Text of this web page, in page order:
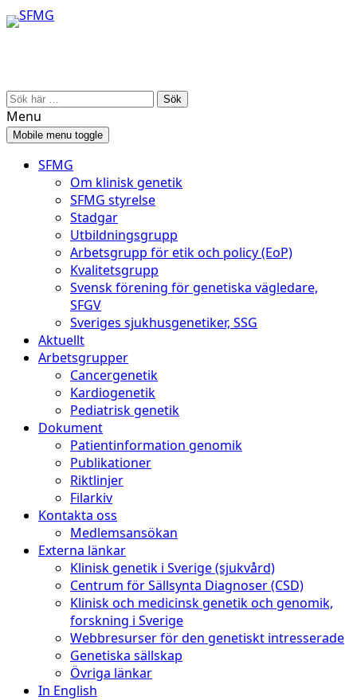
Skip
to
Skip
to
Search
for:
Menu
Mobile menu toggle
SFMG
Om klinisk genetik
SFMG styrelse
Stadgar
Utbildningsgrupp
Arbetsgrupp för etik och policy (EoP)
Kvalitetsgrupp
Svensk förening för genetiska vägledare,
SFGV
Sveriges sjukhusgenetiker, SSG
Aktuellt
Arbetsgrupper
Cancergenetik
Kardiogenetik
Pediatrisk genetik
Dokument
Patientinformation genomik
Publikationer
Riktlinjer
Filarkiv
Kontakta oss
Medlemsansökan
Externa länkar
Klinisk genetik i Sverige (sjukvård)
Centrum för Sällsynta Diagnoser (CSD)
Klinisk och medicinsk genetik och genomik,
forskning i Sverige
Webbresurser för den genetiskt intresserade
Genetiska sällskap
Övriga länkar
In English